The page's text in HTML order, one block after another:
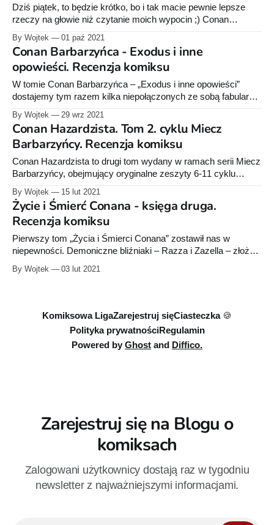
Dziś piątek, to będzie krótko, bo i tak macie pewnie lepsze
rzeczy na głowie niż czytanie moich wypocin ;) Conan
„Powrót do Cymerii”. Ależ to opasłe tomisko – blisko 500
stron. Ale czyta i ogląda się to dzieło naprawdę dobrze.
Zwłaszcza jeśli jesteście fanem Conana i lubicie te klimaty (ja
uwielbiam, choć
By Wojtek 01 paź 2021
Conan Barbarzyńca - Exodus i inne
opowieści. Recenzja komiksu
W tomie Conan Barbarzyńca – „Exodus i inne opowieści”
dostajemy tym razem kilka niepołączonych ze sobą fabularnie
historii. Głównym spoiwem są oczywiście przygody
Cymmeryjczyka, które rozgrywają się na różnych
płaszczyznach czasu. Historie pochodzą z wydawnictw
„Conan Barbarzyńca”, „Miecz barbarzyńcy” i „King-Size
Conan”. Za ich powstanie odpowiadają różni scenarzyści i
rysownicy.
By Wojtek 29 wrz 2021
Conan Hazardzista. Tom 2. cyklu Miecz
Barbarzyńcy. Recenzja komiksu
Conan Hazardzista to drugi tom wydany w ramach serii Miecz
Barbarzyńcy, obejmujący oryginalne zeszyty 6-11 cyklu
Savage Sword of Conan (z 2019 r.). W zbiorczym tomie
otrzymujemy trzy historie opowiadające o przygodach górala z
Cymerii. Obok tytułowej – „Conan Hazardzista” mamy
jeszcze „Zemstę zalotnika” i „Mroczną Jaskinię, mroczny
kryształ”. Już
By Wojtek 15 lut 2021
Życie i Śmierć Conana - księga druga.
Recenzja komiksu
Pierwszy tom „Życia i Śmierci Conana” zostawił nas w
niepewności. Demoniczne bliźniaki – Razza i Zazella – złożyły
barbarzyńcę na ołtarzu ofiarnym. Ostatni kadr ukazywał
podniesione ku górze sztylety gotowe do zadania
udaje się pomścić śmierć swojej
By Wojtek 03 lut 2021
Komiksowa LigaZarejestruj sięCiasteczka 🍪
Polityka prywatnościRegulamin
Powered by Ghost and Diffico.
Zarejestruj się na Blogu o
komiksach
Zalogowani użytkownicy dostają raz w tygodniu
newsletter z najważniejszymi informacjami.